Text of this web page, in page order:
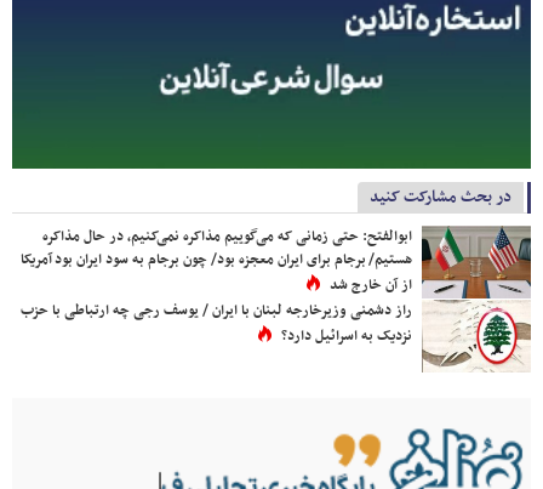
در بحث مشارکت کنید
ابوالفتح: حتی زمانی که می‌گوییم مذاکره نمی‌کنیم، در حال مذاکره
هستیم/ برجام برای ایران معجزه بود/ چون برجام به سود ایران بود آمریکا
از آن خارج شد
راز دشمنی وزیرخارجه لبنان با ایران / یوسف رجی چه ارتباطی با حزب
نزدیک به اسرائیل دارد؟